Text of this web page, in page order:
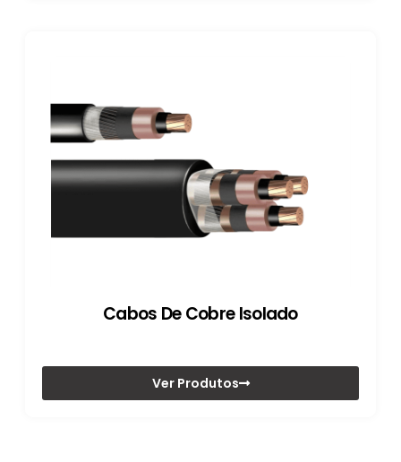
Cabos De Cobre Isolado
Ver Produtos